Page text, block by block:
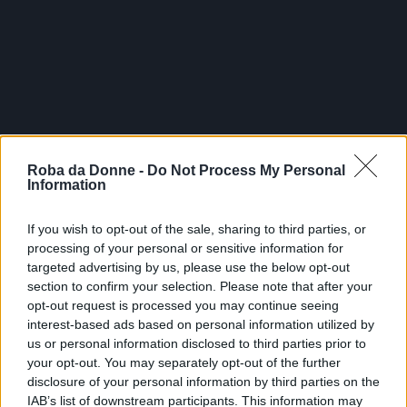
Roba da Donne - Do Not Process My Personal
Information
If you wish to opt-out of the sale, sharing to third parties, or
processing of your personal or sensitive information for
targeted advertising by us, please use the below opt-out
section to confirm your selection. Please note that after your
opt-out request is processed you may continue seeing
interest-based ads based on personal information utilized by
us or personal information disclosed to third parties prior to
your opt-out. You may separately opt-out of the further
disclosure of your personal information by third parties on the
IAB’s list of downstream participants. This information may
Fonte: filotrack.com
FOTO1DI 7 INGRANDISCI
Condividi su Facebook